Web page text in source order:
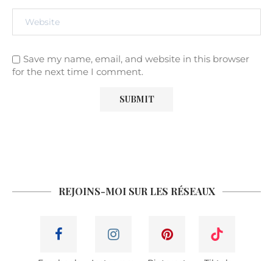
Save my name, email, and website in this browser
for the next time I comment.
REJOINS-MOI SUR LES RÉSEAUX